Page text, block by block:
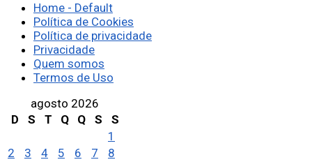
Home - Default
Política de Cookies
Política de privacidade
Privacidade
Quem somos
Termos de Uso
agosto 2026
D
S T Q Q S
S
1
2
3 4 5 6 7
8